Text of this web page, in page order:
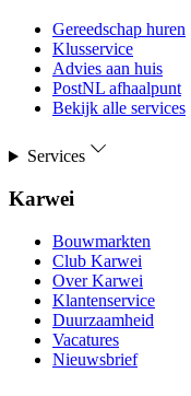
Gereedschap huren
Klusservice
Advies aan huis
PostNL afhaalpunt
Bekijk alle services
Services
Karwei
Bouwmarkten
Club Karwei
Over Karwei
Klantenservice
Duurzaamheid
Vacatures
Nieuwsbrief